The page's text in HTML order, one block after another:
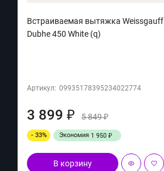
Встраиваемая вытяжка Weissgauff
Dubhe 450 White (q)
Артикул: 09935178395234022774
3 899 ₽ 5 849₽
- 33% Экономия 1 950 ₽
В корзину